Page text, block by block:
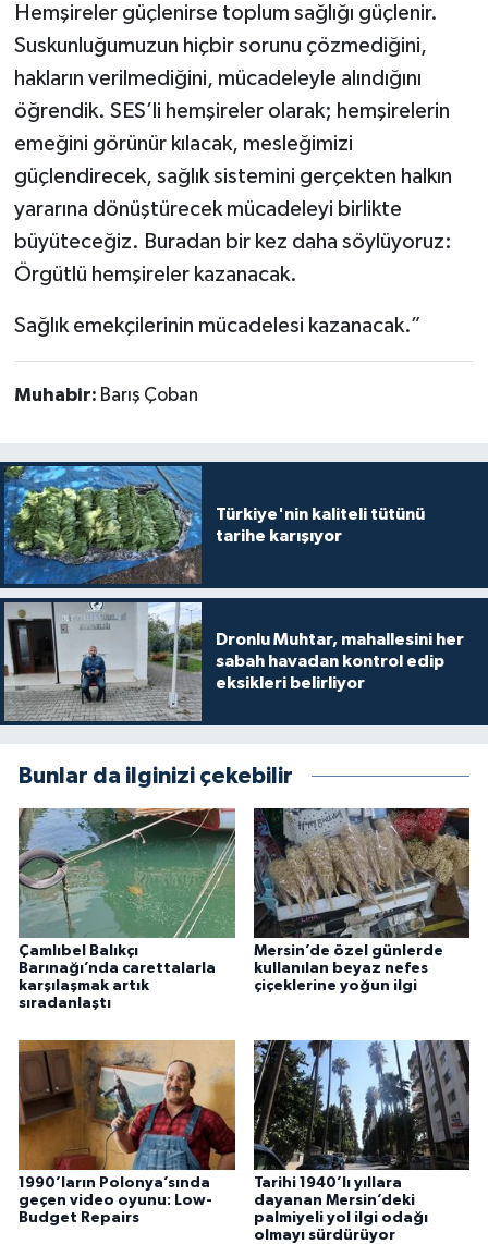
Hemşireler güçlenirse toplum sağlığı güçlenir.
Suskunluğumuzun hiçbir sorunu çözmediğini,
hakların verilmediğini, mücadeleyle alındığını
öğrendik. SES’li hemşireler olarak; hemşirelerin
emeğini görünür kılacak, mesleğimizi
güçlendirecek, sağlık sistemini gerçekten halkın
yararına dönüştürecek mücadeleyi birlikte
büyüteceğiz. Buradan bir kez daha söylüyoruz:
Örgütlü hemşireler kazanacak.
Sağlık emekçilerinin mücadelesi kazanacak.”
Muhabir: Barış Çoban
Türkiye'nin kaliteli tütünü
tarihe karışıyor
Dronlu Muhtar, mahallesini her
sabah havadan kontrol edip
eksikleri belirliyor
Bunlar da ilginizi çekebilir
Çamlıbel Balıkçı
Barınağı’nda carettalarla
karşılaşmak artık
sıradanlaştı
Mersin’de özel günlerde
kullanılan beyaz nefes
çiçeklerine yoğun ilgi
1990’ların Polonya’sında
geçen video oyunu: Low-
Budget Repairs
Tarihi 1940’lı yıllara
dayanan Mersin’deki
palmiyeli yol ilgi odağı
olmayı sürdürüyor